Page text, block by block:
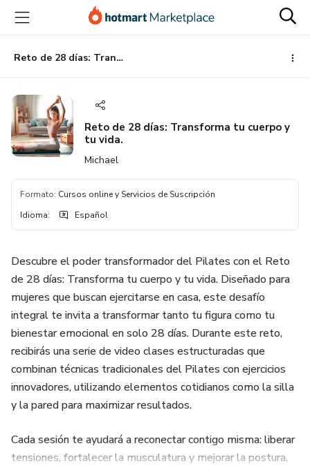
principal
página
de
página
Reto de 28 días: Transforma tu cuerpo y tu vida.
Reto de 28 días: Transforma tu cuerpo y
tu vida.
Michael
Formato: Cursos online y Servicios de Suscripción
Idioma: Español
Descubre el poder transformador del Pilates con el Reto
de 28 días: Transforma tu cuerpo y tu vida. Diseñado para
mujeres que buscan ejercitarse en casa, este desafío
integral te invita a transformar tanto tu figura como tu
bienestar emocional en solo 28 días. Durante este reto,
recibirás una serie de video clases estructuradas que
combinan técnicas tradicionales del Pilates con ejercicios
innovadores, utilizando elementos cotidianos como la silla
y la pared para maximizar resultados.
Cada sesión te ayudará a reconectar contigo misma: liberar
tensiones, fortalecer la musculatura y mejorar la postura,